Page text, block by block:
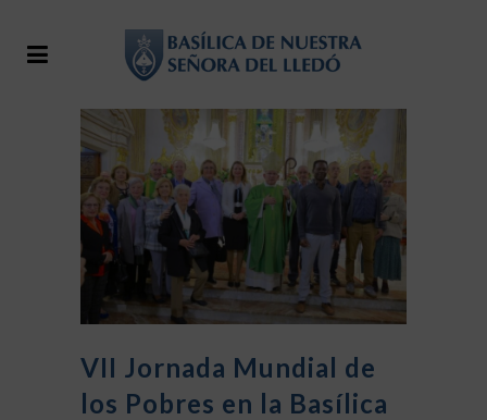
VII Jornada Mundial de
los Pobres en la Basílica